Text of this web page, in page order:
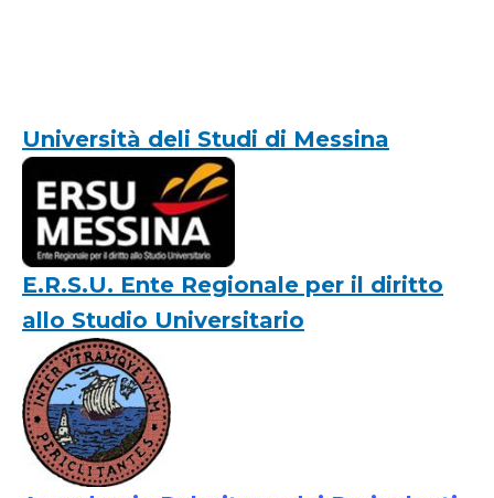
Università deli Studi di Messina
E.R.S.U. Ente Regionale per il diritto
allo Studio Universitario